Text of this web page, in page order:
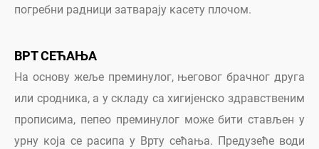
погребни радници затварају касету плочом.
ВРТ СЕЋАЊА
На основу жеље преминулог, његовог брачног друга
или сродника, а у складу са хигијенско здравственим
прописима, пепео преминулог може бити стављен у
урну која се расипа у Врту сећања. Предузеће води